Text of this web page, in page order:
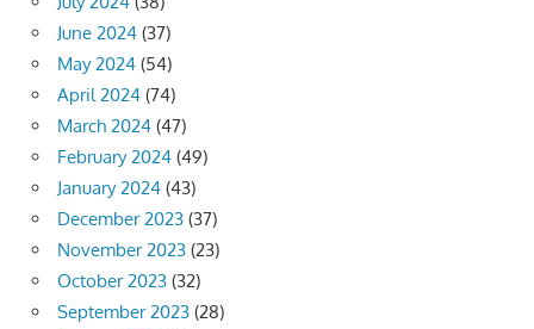
June 2024 (37)
May 2024 (54)
April 2024 (74)
March 2024 (47)
February 2024 (49)
January 2024 (43)
December 2023 (37)
November 2023 (23)
October 2023 (32)
September 2023 (28)